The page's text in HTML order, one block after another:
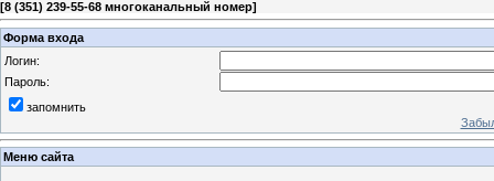
[8 (351) 239-55-68 многоканальный номер]
Форма входа
Логин:
Пароль:
запомнить
Меню сайта